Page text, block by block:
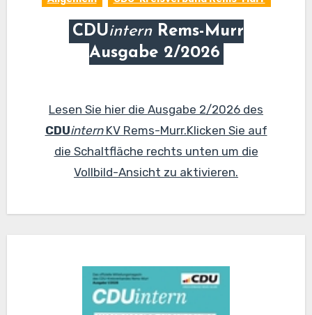
CDUinternRems-Murr
Ausgabe 2/2026
Lesen Sie hier die Ausgabe 2/2026 des
CDUinternKV Rems-Murr.Klicken Sie auf
die Schaltfläche rechts unten um die
Vollbild-Ansicht zu aktivieren.